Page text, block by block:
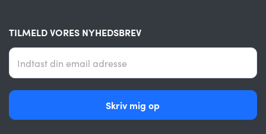
TILMELD VORES NYHEDSBREV